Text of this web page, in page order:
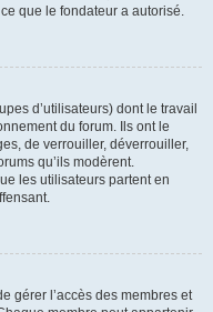
que le fondateur a autorisé.
d’utilisateurs) dont le travail
du forum. Ils ont le
de verrouiller, déverrouiller,
qu’ils modèrent.
les utilisateurs partent en
gérer l’accès des membres et